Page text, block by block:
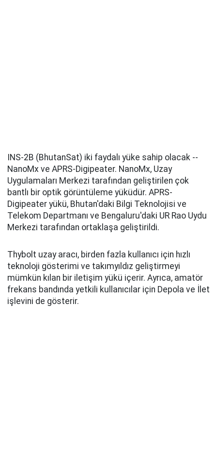
INS-2B (BhutanSat) iki faydalı yüke sahip olacak --
NanoMx ve APRS-Digipeater. NanoMx, Uzay
Uygulamaları Merkezi tarafından geliştirilen çok
bantlı bir optik görüntüleme yüküdür. APRS-
Digipeater yükü, Bhutan'daki Bilgi Teknolojisi ve
Telekom Departmanı ve Bengaluru'daki UR Rao Uydu
Merkezi tarafından ortaklaşa geliştirildi.
Thybolt uzay aracı, birden fazla kullanıcı için hızlı
teknoloji gösterimi ve takımyıldız geliştirmeyi
mümkün kılan bir iletişim yükü içerir. Ayrıca, amatör
frekans bandında yetkili kullanıcılar için Depola ve İlet
işlevini de gösterir.